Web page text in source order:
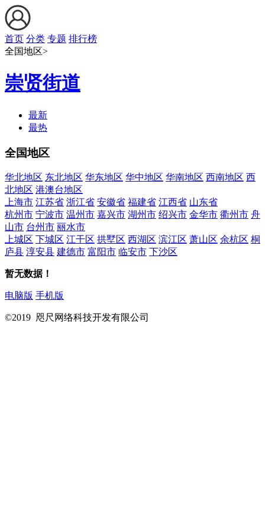
首页 分类 专题 排行榜
全国地区>
崇贤街道
最新
最热
全国地区
华北地区 东北地区 华东地区 华中地区 华南地区 西南地区 西
北地区 港澳台地区
上海市 江苏省 浙江省 安徽省 福建省 江西省 山东省
杭州市 宁波市 温州市 嘉兴市 湖州市 绍兴市 金华市 衢州市 舟
山市 台州市 丽水市
上城区 下城区 江干区 拱墅区 西湖区 滨江区 萧山区 余杭区 桐
庐县 淳安县 建德市 富阳市 临安市 下沙区
暂无数据！
电脑版 手机版
©2019 咫尺网络科技开发有限公司